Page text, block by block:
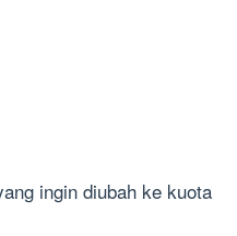
ingin diubah ke kuota